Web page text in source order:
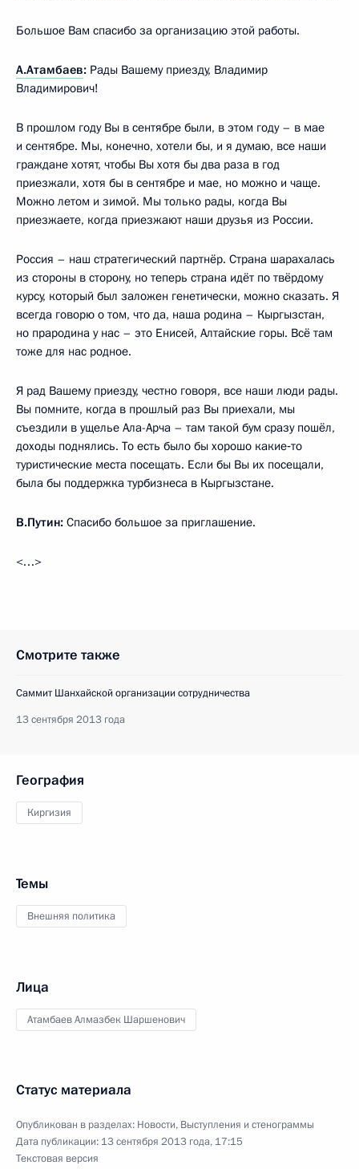
Большое Вам спасибо за организацию этой работы.
А.Атамбаев: Рады Вашему приезду, Владимир
Владимирович!
В прошлом году Вы в сентябре были, в этом году – в мае
и сентябре. Мы, конечно, хотели бы, и я думаю, все наши
граждане хотят, чтобы Вы хотя бы два раза в год
приезжали, хотя бы в сентябре и мае, но можно и чаще.
Можно летом и зимой. Мы только рады, когда Вы
приезжаете, когда приезжают наши друзья из России.
Россия – наш стратегический партнёр. Страна шарахалась
из стороны в сторону, но теперь страна идёт по твёрдому
курсу, который был заложен генетически, можно сказать. Я
всегда говорю о том, что да, наша родина – Кыргызстан,
но прародина у нас – это Енисей, Алтайские горы. Всё там
тоже для нас родное.
Я рад Вашему приезду, честно говоря, все наши люди рады.
Вы помните, когда в прошлый раз Вы приехали, мы
съездили в ущелье Ала-Арча – там такой бум сразу пошёл,
доходы поднялись. То есть было бы хорошо какие‑то
туристические места посещать. Если бы Вы их посещали,
была бы поддержка турбизнеса в Кыргызстане.
В.Путин: Спасибо большое за приглашение.
<…>
Смотрите также
Саммит Шанхайской организации сотрудничества
13 сентября 2013 года
География
Киргизия
Темы
Внешняя политика
Лица
Атамбаев Алмазбек Шаршенович
Статус материала
Опубликован в разделах: Новости, Выступления и стенограммы
Дата публикации: 13 сентября 2013 года, 17:15
Текстовая версия